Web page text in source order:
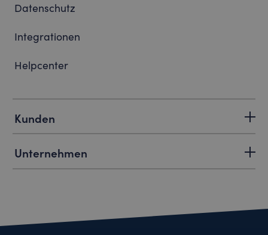
Datenschutz
Integrationen
Helpcenter
Kunden
Unternehmen